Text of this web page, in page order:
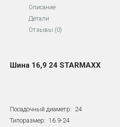
STARMAXX
125
Описание
Детали
Отзывы (0)
Шина 16,9 24 STARMAXX
Посадочный диаметр: 24
Типоразмер: 16.9-24